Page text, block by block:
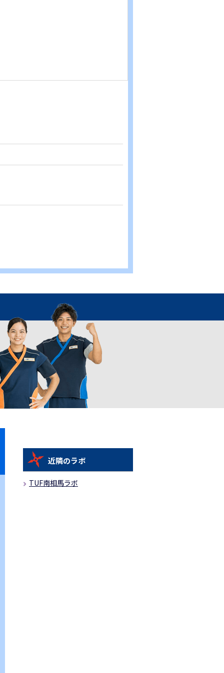
近隣のラボ
TUF南相馬ラボ